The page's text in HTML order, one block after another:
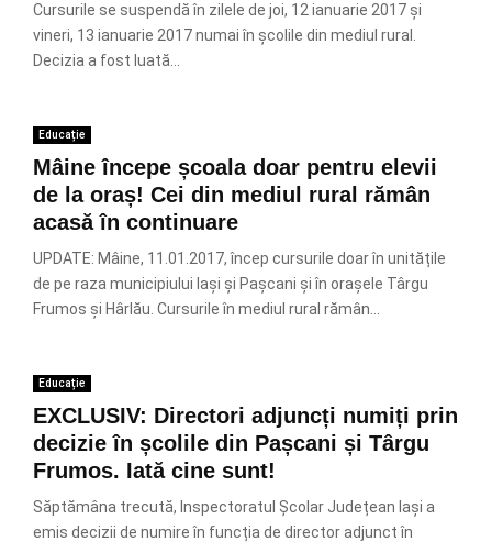
Cursurile se suspendă în zilele de joi, 12 ianuarie 2017 și
vineri, 13 ianuarie 2017 numai în școlile din mediul rural.
Decizia a fost luată...
Educație
Mâine începe școala doar pentru elevii
de la oraș! Cei din mediul rural rămân
acasă în continuare
UPDATE: Mâine, 11.01.2017, încep cursurile doar în unitățile
de pe raza municipiului Iași și Pașcani și în orașele Târgu
Frumos și Hârlău. Cursurile în mediul rural rămân...
Educație
EXCLUSIV: Directori adjuncți numiți prin
decizie în școlile din Pașcani și Târgu
Frumos. Iată cine sunt!
Săptămâna trecută, Inspectoratul Școlar Județean Iași a
emis decizii de numire în funcția de director adjunct în